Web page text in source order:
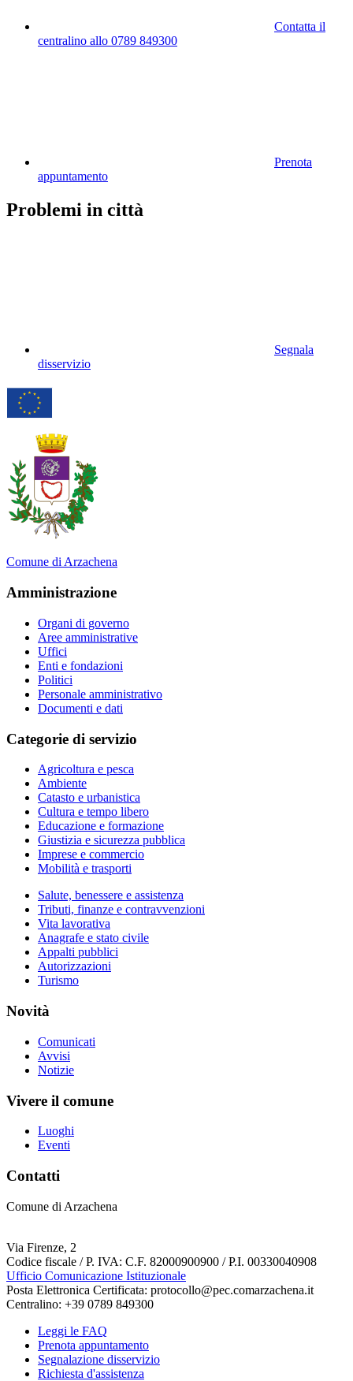
Contatta il
centralino allo 0789 849300
Prenota
appuntamento
Problemi in città
Segnala
disservizio
Comune di Arzachena
Amministrazione
Organi di governo
Aree amministrative
Uffici
Enti e fondazioni
Politici
Personale amministrativo
Documenti e dati
Categorie di servizio
Agricoltura e pesca
Ambiente
Catasto e urbanistica
Cultura e tempo libero
Educazione e formazione
Giustizia e sicurezza pubblica
Imprese e commercio
Mobilità e trasporti
Salute, benessere e assistenza
Tributi, finanze e contravvenzioni
Vita lavorativa
Anagrafe e stato civile
Appalti pubblici
Autorizzazioni
Turismo
Novità
Comunicati
Avvisi
Notizie
Vivere il comune
Luoghi
Eventi
Contatti
Comune di Arzachena
Via Firenze, 2
Codice fiscale / P. IVA: C.F. 82000900900 / P.I. 00330040908
Ufficio Comunicazione Istituzionale
Posta Elettronica Certificata: protocollo@pec.comarzachena.it
Centralino: +39 0789 849300
Leggi le FAQ
Prenota appuntamento
Segnalazione disservizio
Richiesta d'assistenza